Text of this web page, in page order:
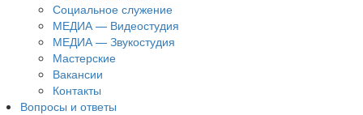
Социальное служение
МЕДИА — Видеостудия
МЕДИА — Звукостудия
Мастерские
Вакансии
Контакты
Вопросы и ответы